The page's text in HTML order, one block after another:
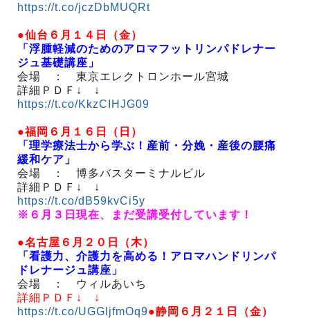
https://t.co/jczDbMUQRt
●仙台６月１４日（金）
「浮腫軽減のためのアロマフットリンパドレナー
ジュ基礎講座」
会場 ： 東京エレクトロンホール宮城
詳細ＰＤＦ↓ ↓
https://t.co/KkzCIHJG09
●福岡６月１６日（日）
「理学療法士から学ぶ！産前・分娩・産後の腰痛
緩和ケア」
会場 ： 博多バスターミナルビル
詳細ＰＤＦ↓ ↓
https://t.co/dB59kvCi5y
※６月３日現在、まだ受講受付しています！
●名古屋６月２０日（木）
「看護力、介護力を高める！アロマハンドリンパ
ドレナージュ講座」
会場 ： ウィルあいち
詳細ＰＤＦ↓ ↓
https://t.co/UGGljfmOq9●静岡６月２１日（金）